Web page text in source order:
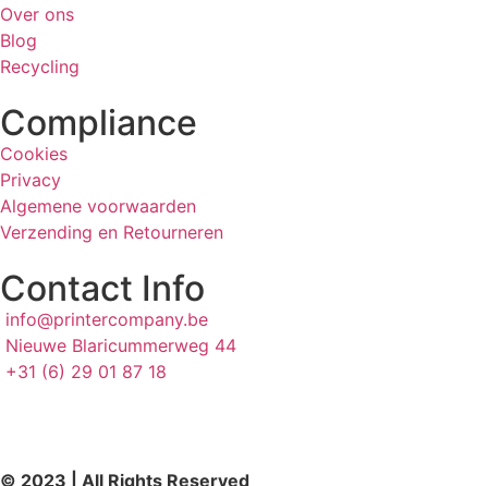
Over ons
Blog
Recycling
Compliance
Cookies
Privacy
Algemene voorwaarden
Verzending en Retourneren
Contact Info
info@printercompany.be
Nieuwe Blaricummerweg 44
+31 (6) 29 01 87 18
© 2023 | All Rights Reserved